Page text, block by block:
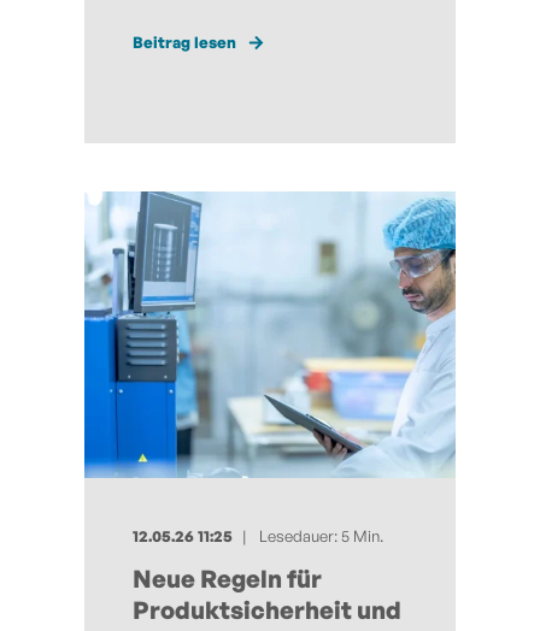
Beitrag lesen
12.05.26 11:25 Lesedauer: 5 Min.
Neue Regeln für
Produktsicherheit und